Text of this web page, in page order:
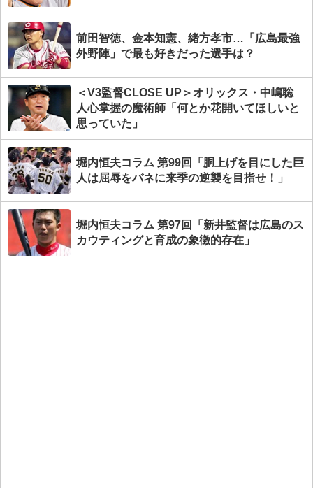
前田智徳、金本知憲、緒方孝市…「広島最強
外野陣」で最も好きだった選手は？
＜V3監督CLOSE UP＞オリックス・中嶋聡
人心掌握の魔術師「何とか花開いてほしいと
思っていた」
堀内恒夫コラム 第99回「胴上げを目にした巨
人は屈辱をバネに来季の逆襲を目指せ！」
堀内恒夫コラム 第97回「新井監督は広島のス
カウティングと育成の象徴的存在」